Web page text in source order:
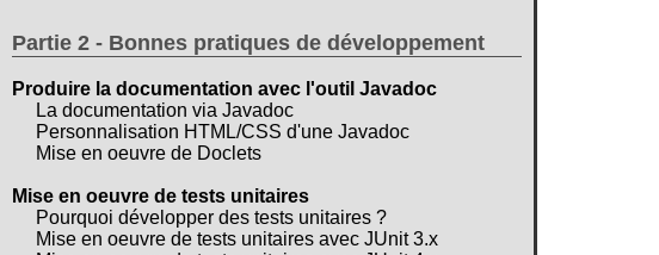
Partie 2 - Bonnes pratiques de développement
Produire la documentation avec l'outil Javadoc
La documentation via Javadoc
Personnalisation HTML/CSS d'une Javadoc
Mise en oeuvre de Doclets
Mise en oeuvre de tests unitaires
Pourquoi développer des tests unitaires ?
Mise en oeuvre de tests unitaires avec JUnit 3.x